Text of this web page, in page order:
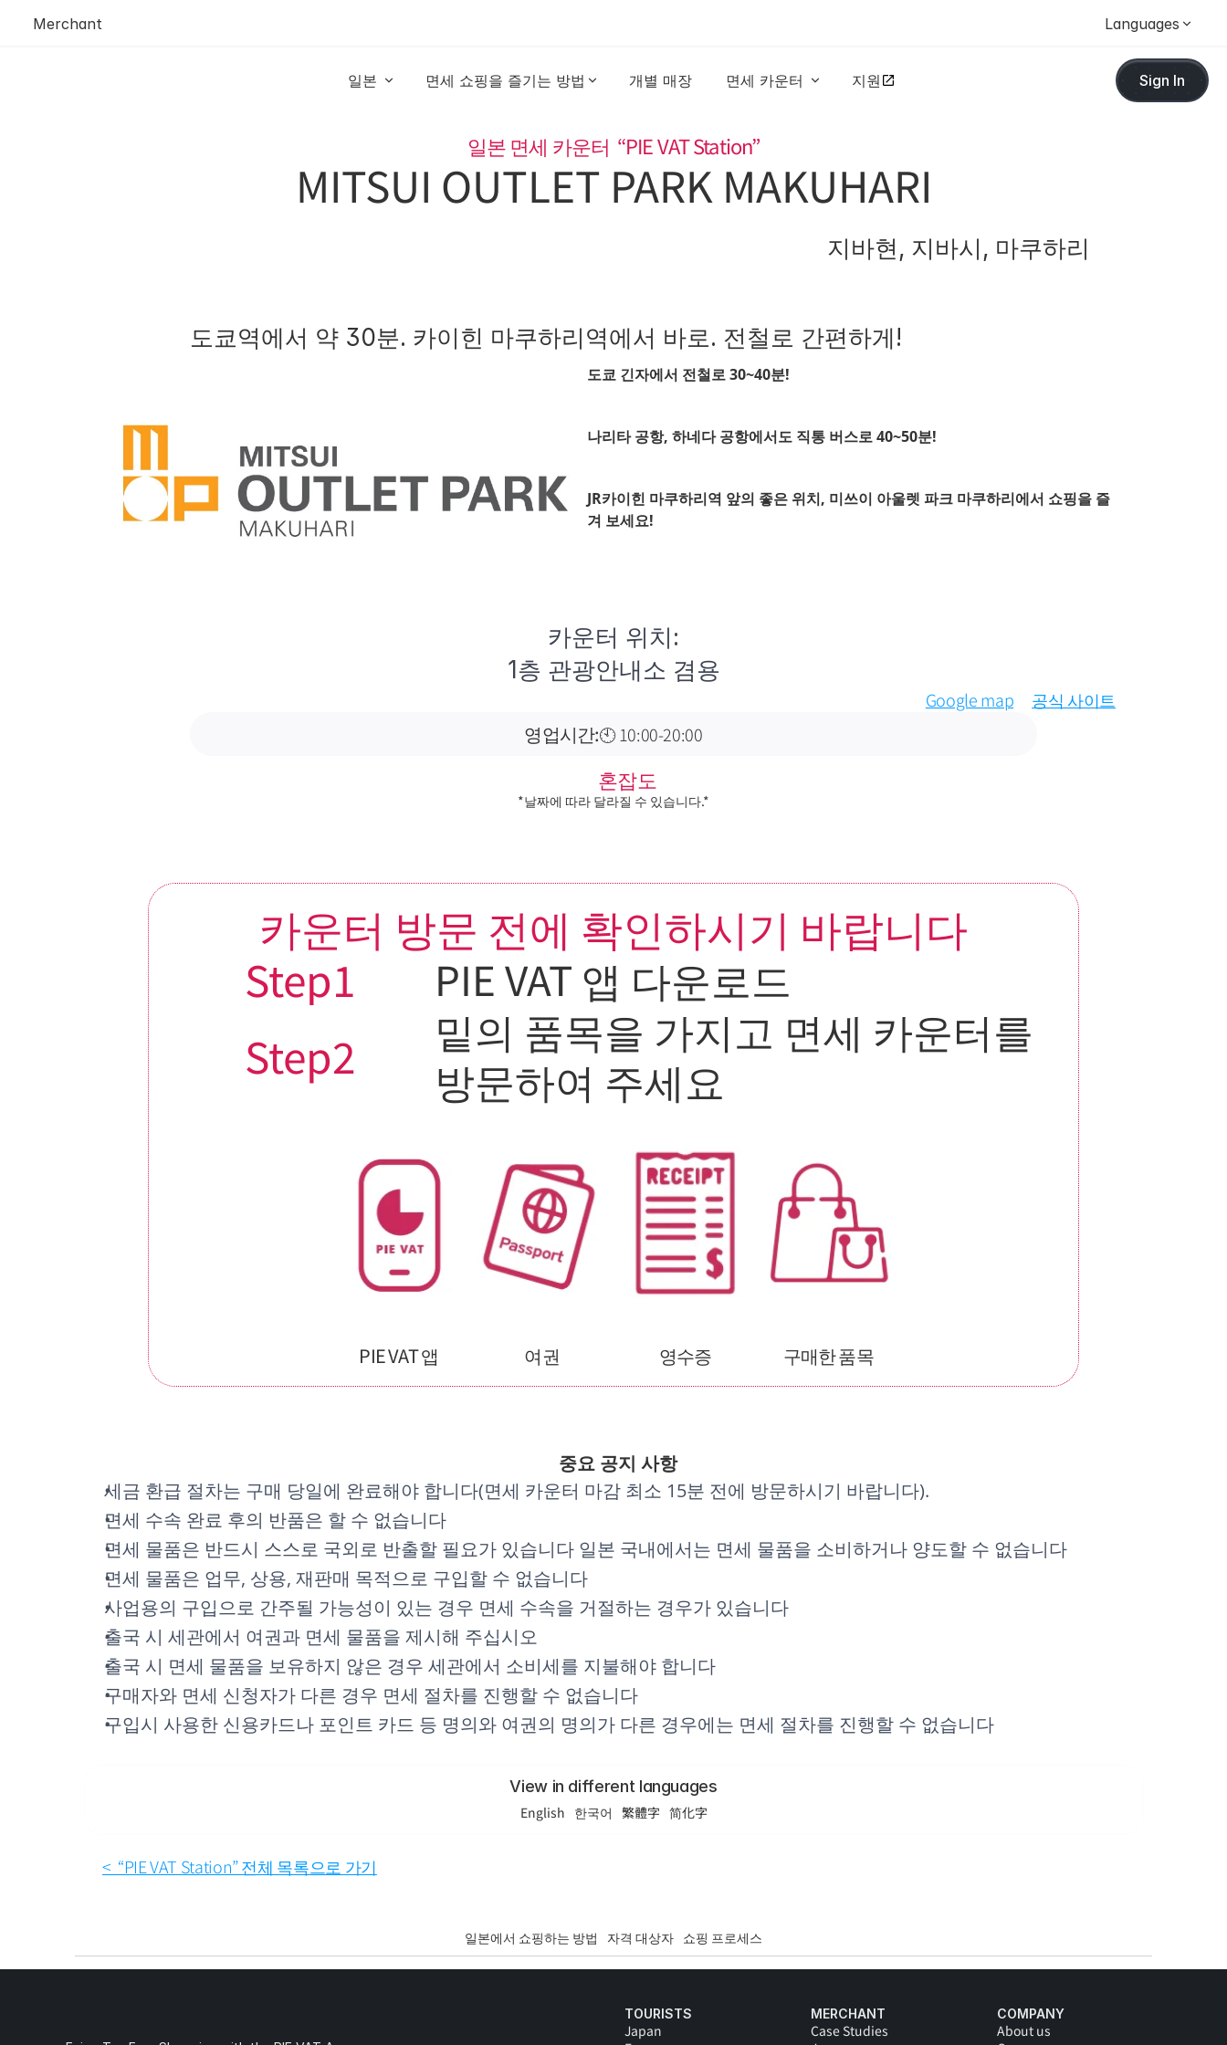
Merchant Languages
일본 면세 쇼핑을 즐기는 방법 개별 매장 면세 카운터 지원 Sign In
일본 면세 카운터  “PIE VAT Station”
MITSUI OUTLET PARK MAKUHARI
지바현, 지바시, 마쿠하리
도쿄역에서 약 30분. 카이힌 마쿠하리역에서 바로. 전철로 간편하게!
도쿄 긴자에서 전철로 30~40분!
나리타 공항, 하네다 공항에서도 직통 버스로 40~50분!
JR카이힌 마쿠하리역 앞의 좋은 위치, 미쓰이 아울렛 파크 마쿠하리에서 쇼핑을 즐
겨 보세요!
카운터 위치:
1층 관광안내소 겸용
Google map 공식 사이트
영업시간:🕙 10:00-20:00
혼잡도
*날짜에 따라 달라질 수 있습니다.*
카운터 방문 전에 확인하시기 바랍니다
Step1
PIE VAT 앱 다운로드
Step2
밑의 품목을 가지고 면세 카운터를
방문하여 주세요
PIE VAT 앱 여권 영수증 구매한 품목
중요 공지 사항
세금 환급 절차는 구매 당일에 완료해야 합니다(면세 카운터 마감 최소 15분 전에 방문하시기 바랍니다).
면세 수속 완료 후의 반품은 할 수 없습니다
면세 물품은 반드시 스스로 국외로 반출할 필요가 있습니다 일본 국내에서는 면세 물품을 소비하거나 양도할 수 없습니다
면세 물품은 업무, 상용, 재판매 목적으로 구입할 수 없습니다
사업용의 구입으로 간주될 가능성이 있는 경우 면세 수속을 거절하는 경우가 있습니다
출국 시 세관에서 여권과 면세 물품을 제시해 주십시오
출국 시 면세 물품을 보유하지 않은 경우 세관에서 소비세를 지불해야 합니다
구매자와 면세 신청자가 다른 경우 면세 절차를 진행할 수 없습니다
구입시 사용한 신용카드나 포인트 카드 등 명의와 여권의 명의가 다른 경우에는 면세 절차를 진행할 수 없습니다
View in different languages
English 한국어 繁體字 简化字
<  “PIE VAT Station” 전체 목록으로 가기
일본에서 쇼핑하는 방법 자격 대상자 쇼핑 프로세스
TOURISTS
Japan
MERCHANT
Case Studies
COMPANY
About us